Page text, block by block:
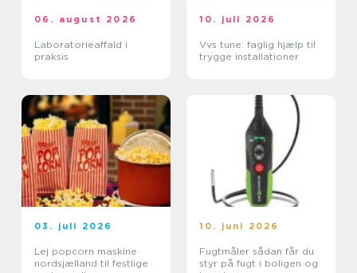
06. august 2026
Laboratorieaffald i
praksis
10. juli 2026
Vvs tune: faglig hjælp til
trygge installationer
03. juli 2026
Lej popcorn maskine
nordsjælland til festlige
10. juni 2026
Fugtmåler sådan får du
styr på fugt i boligen og